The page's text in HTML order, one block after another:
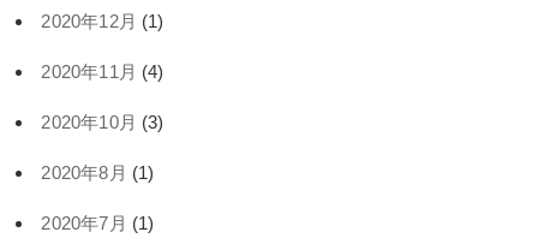
2020年12月 (1)
2020年11月 (4)
2020年10月 (3)
2020年8月 (1)
2020年7月 (1)